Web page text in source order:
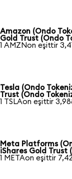
Amazon (Ondo
Gold Trust (Ondo
1 AMZNon eşittir
Tesla (Ondo
Trust (Ondo
1 TSLAon eşittir
Meta Platforms
iShares Gold Trust
1 METAon eşittir